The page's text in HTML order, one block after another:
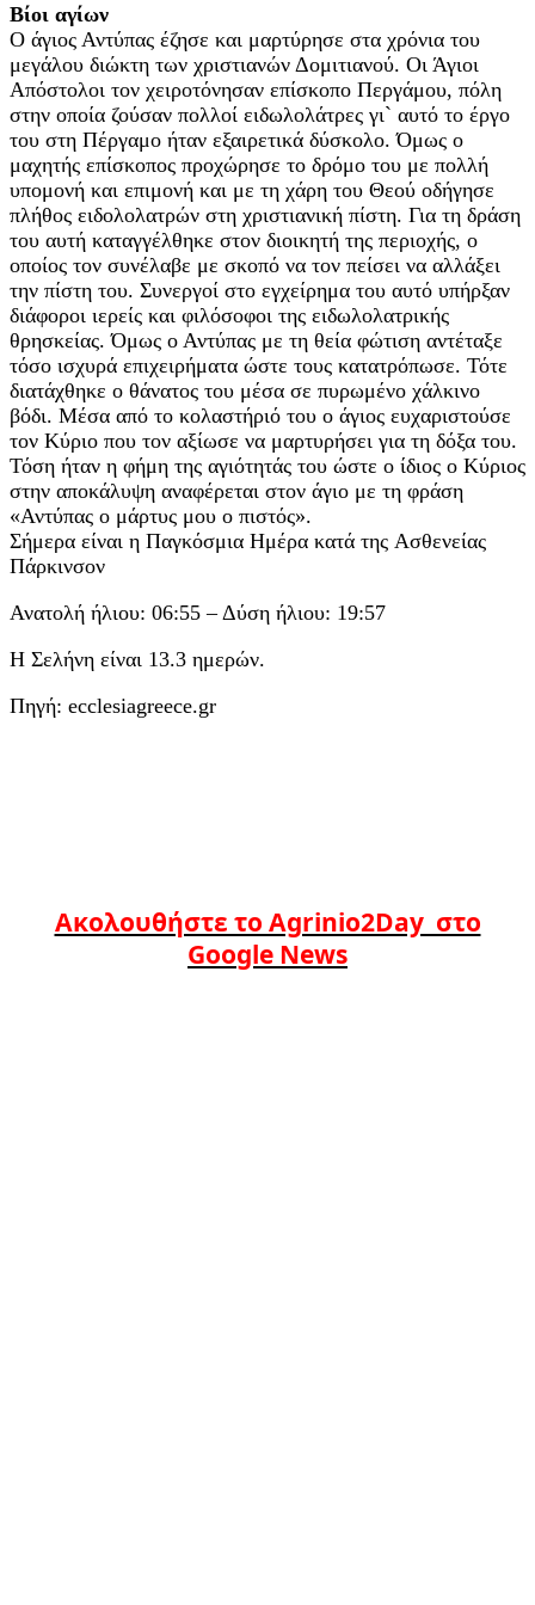
Βίοι αγίων
Ο άγιος Αντύπας έζησε και μαρτύρησε στα χρόνια του
μεγάλου διώκτη των χριστιανών Δομιτιανού. Οι Άγιοι
Απόστολοι τον χειροτόνησαν επίσκοπο Περγάμου, πόλη
στην οποία ζούσαν πολλοί ειδωλολάτρες γι` αυτό το έργο
του στη Πέργαμο ήταν εξαιρετικά δύσκολο. Όμως ο
μαχητής επίσκοπος προχώρησε το δρόμο του με πολλή
υπομονή και επιμονή και με τη χάρη του Θεού οδήγησε
πλήθος ειδολολατρών στη χριστιανική πίστη. Για τη δράση
του αυτή καταγγέλθηκε στον διοικητή της περιοχής, ο
οποίος τον συνέλαβε με σκοπό να τον πείσει να αλλάξει
την πίστη του. Συνεργοί στο εγχείρημα του αυτό υπήρξαν
διάφοροι ιερείς και φιλόσοφοι της ειδωλολατρικής
θρησκείας. Όμως ο Αντύπας με τη θεία φώτιση αντέταξε
τόσο ισχυρά επιχειρήματα ώστε τους κατατρόπωσε. Τότε
διατάχθηκε ο θάνατος του μέσα σε πυρωμένο χάλκινο
βόδι. Μέσα από το κολαστήριό του ο άγιος ευχαριστούσε
τον Κύριο που τον αξίωσε να μαρτυρήσει για τη δόξα του.
Τόση ήταν η φήμη της αγιότητάς του ώστε ο ίδιος ο Κύριος
στην αποκάλυψη αναφέρεται στον άγιο με τη φράση
«Αντύπας ο μάρτυς μου ο πιστός».
Σήμερα είναι η Παγκόσμια Ημέρα κατά της Aσθενείας
Πάρκινσον
Ανατολή ήλιου: 06:55 – Δύση ήλιου: 19:57
Η Σελήνη είναι 13.3 ημερών.
Πηγή: ecclesiagreece.gr
Ακολουθήστε το Agrinio2Day στο
Google News